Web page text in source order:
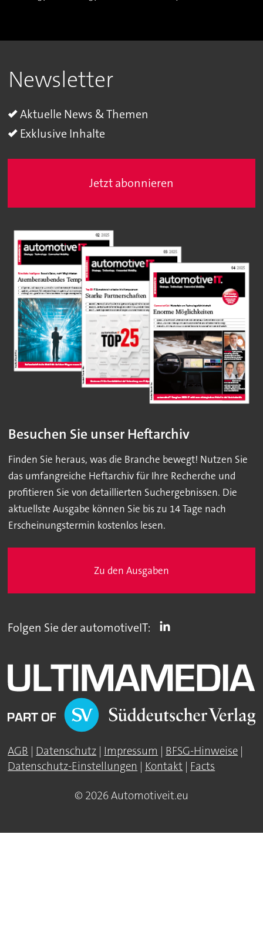
Newsletter
Aktuelle News & Themen
Exklusive Inhalte
Jetzt abonnieren
Besuchen Sie unser Heftarchiv
Finden Sie heraus, was die Branche bewegt! Nutzen Sie
das umfangreiche Heftarchiv für Ihre Recherche und
profitieren Sie von detaillierten Suchergebnissen. Die
aktuellste Ausgabe können Sie bis zu 14 Tage nach
Erscheinungstermin kostenlos lesen.
Zu den Ausgaben
Folgen Sie der automotiveIT:
AGB | Datenschutz | Impressum | BFSG-Hinweise |
Datenschutz-Einstellungen | Kontakt | Facts
© 2026 Automotiveit.eu